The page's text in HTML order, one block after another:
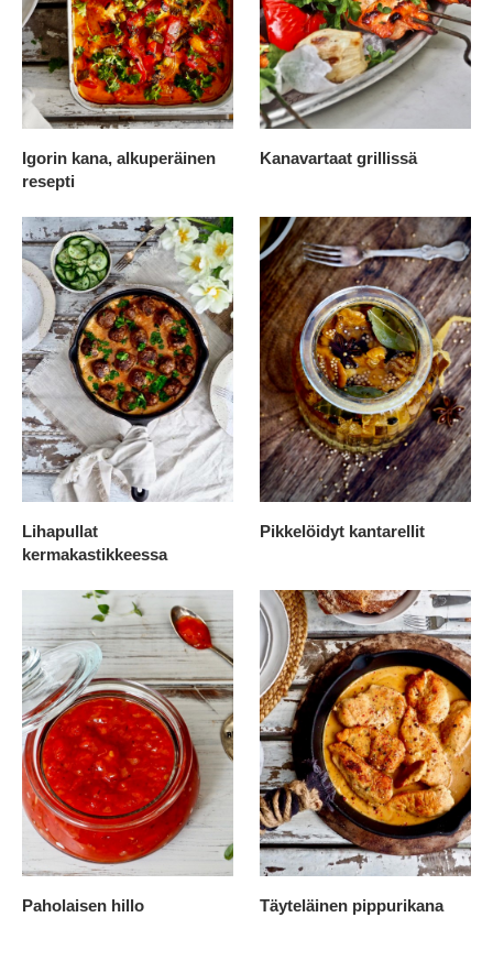
Igorin kana, alkuperäinen
resepti
Kanavartaat grillissä
Lihapullat
kermakastikkeessa
Pikkelöidyt kantarellit
Paholaisen hillo Täyteläinen pippurikana